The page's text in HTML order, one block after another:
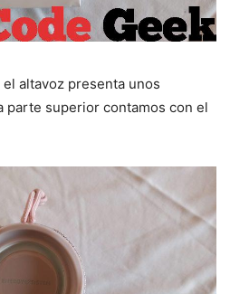
altavoz presenta unos
parte superior contamos con el